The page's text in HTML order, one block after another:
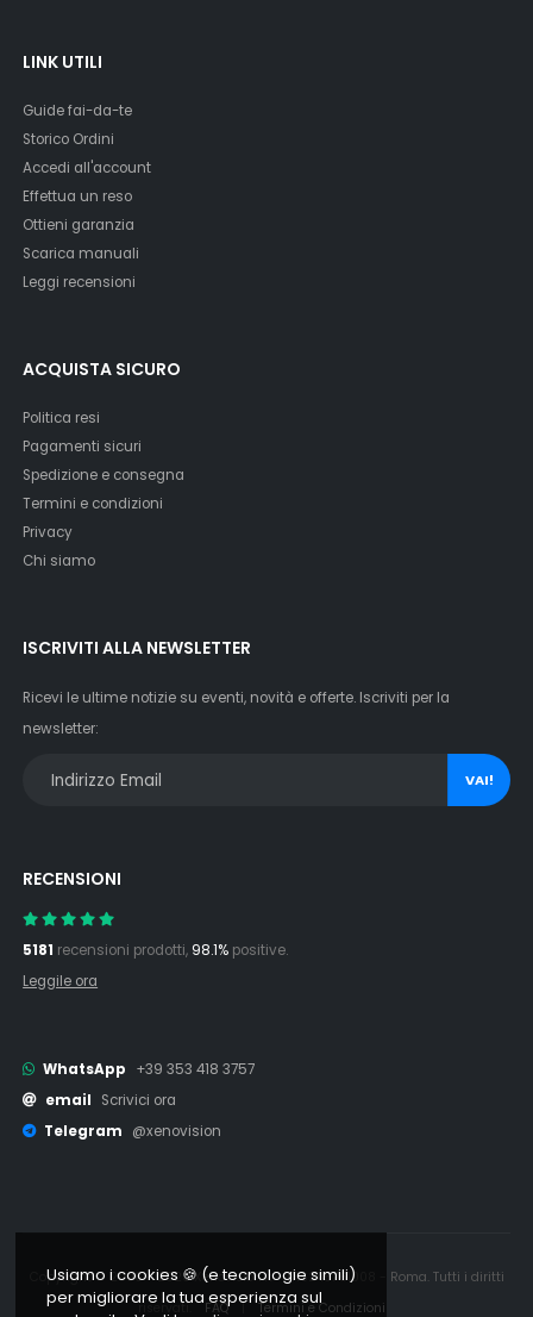
LINK UTILI
Guide fai-da-te
Storico Ordini
Accedi all'account
Effettua un reso
Ottieni garanzia
Scarica manuali
Leggi recensioni
ACQUISTA SICURO
Politica resi
Pagamenti sicuri
Spedizione e consegna
Termini e condizioni
Privacy
Chi siamo
ISCRIVITI ALLA NEWSLETTER
Ricevi le ultime notizie su eventi, novità e offerte. Iscriviti per la
newsletter:
VAI!
RECENSIONI
5181 recensioni prodotti, 98.1% positive.
Leggile ora
WhatsApp
+39 353 418 3757
email
Scrivici ora
Telegram
@xenovision
Copyright © 2006 - 2026 Xenovision.it - IT16245761008 - Roma. Tutti i diritti
riservati.
FAQ | Termini e Condizioni
Usiamo i cookies 🍪 (e tecnologie simili)
per migliorare la tua esperienza sul